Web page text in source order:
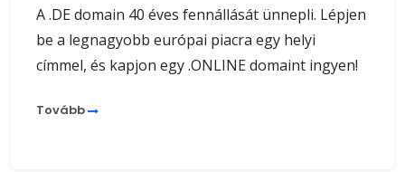
A .DE domain 40 éves fennállását ünnepli. Lépjen
be a legnagyobb európai piacra egy helyi
címmel, és kapjon egy .ONLINE domaint ingyen!
Tovább